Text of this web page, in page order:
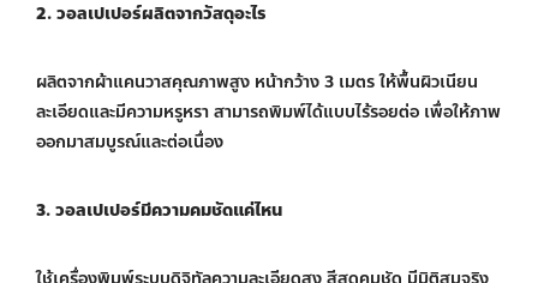
2. วอลเปเปอร์ผลิตจากวัสดุอะไร
ผลิตจากผ้าแคนวาสคุณภาพสูง หน้ากว้าง 3 เมตร ให้พื้นผิวเนียน
ละเอียดและมีความหรูหรา สามารถพิมพ์ได้แบบไร้รอยต่อ เพื่อให้ภาพ
ออกมาสมบูรณ์และต่อเนื่อง
3. วอลเปเปอร์มีความคมชัดแค่ไหน